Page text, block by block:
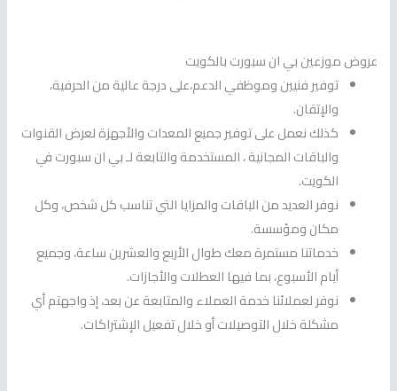
عروض موزعين بي ان سبورت بالكويت
توفير فنيين وموظفي الدعم،على درجة عالية من الحرفية،
والإتقان.
كذلك نعمل على توفير جميع المعدات والأجهزة لعرض القنوات
والباقات المجانية ، المستخدمة والتابعة لـ بي ان سبورت في
الكويت.
نوفر العديد من الباقات والمزايا التي تناسب كل شخص، وكل
مكان ومؤسسة.
خدماتنا مستمرة معك طوال الأربع والعشرين ساعة، وجميع
أيام الأسبوع، بما فيها العطلات والأجازات.
نوفر لعملائنا خدمة العملاء والمتابعة عن بعد، إذ واجهتم أي
مشكلة خلال التوصيلات أو خلال تفعيل الإشتراكات.